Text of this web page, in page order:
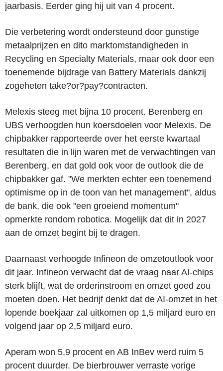
jaarbasis. Eerder ging hij uit van 4 procent.
Die verbetering wordt ondersteund door gunstige
metaalprijzen en dito marktomstandigheden in
Recycling en Specialty Materials, maar ook door een
toenemende bijdrage van Battery Materials dankzij
zogeheten take?or?pay?contracten.
Melexis steeg met bijna 10 procent. Berenberg en
UBS verhoogden hun koersdoelen voor Melexis. De
chipbakker rapporteerde over het eerste kwartaal
resultaten die in lijn waren met de verwachtingen van
Berenberg, en dat gold ook voor de outlook die de
chipbakker gaf. "We merkten echter een toenemend
optimisme op in de toon van het management", aldus
de bank, die ook "een groeiend momentum"
opmerkte rondom robotica. Mogelijk dat dit in 2027
aan de omzet begint bij te dragen.
Daarnaast verhoogde Infineon de omzetoutlook voor
dit jaar. Infineon verwacht dat de vraag naar AI-chips
sterk blijft, wat de orderinstroom en omzet goed zou
moeten doen. Het bedrijf denkt dat de AI-omzet in het
lopende boekjaar zal uitkomen op 1,5 miljard euro en
volgend jaar op 2,5 miljard euro.
Aperam won 5,9 procent en AB InBev werd ruim 5
procent duurder. De bierbrouwer verraste vorige